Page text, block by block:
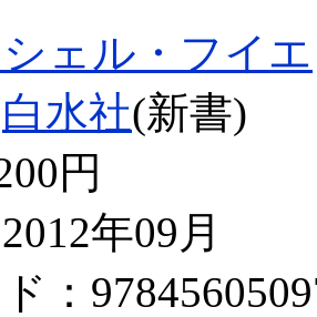
シェル・フイエ
白水社(新書)
円
年09月
：